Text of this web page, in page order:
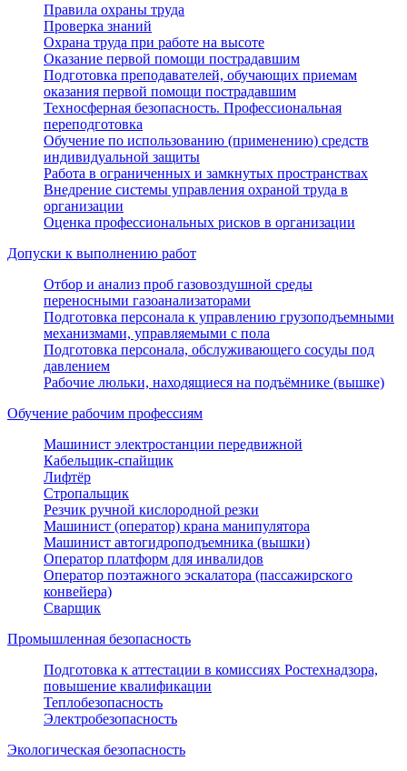
Правила охраны труда
Проверка знаний
Охрана труда при работе на высоте
Оказание первой помощи пострадавшим
Подготовка преподавателей, обучающих приемам
оказания первой помощи пострадавшим
Техносферная безопасность. Профессиональная
переподготовка
Обучение по использованию (применению) средств
индивидуальной защиты
Работа в ограниченных и замкнутых пространствах
Внедрение системы управления охраной труда в
организации
Оценка профессиональных рисков в организации
Допуски к выполнению работ
Отбор и анализ проб газовоздушной среды
переносными газоанализаторами
Подготовка персонала к управлению грузоподъемными
механизмами, управляемыми с пола
Подготовка персонала, обслуживающего сосуды под
давлением
Рабочие люльки, находящиеся на подъёмнике (вышке)
Обучение рабочим профессиям
Машинист электростанции передвижной
Кабельщик-спайщик
Лифтёр
Стропальщик
Резчик ручной кислородной резки
Машинист (оператор) крана манипулятора
Машинист автогидроподъемника (вышки)
Оператор платформ для инвалидов
Оператор поэтажного эскалатора (пассажирского
конвейера)
Сварщик
Промышленная безопасность
Подготовка к аттестации в комиссиях Ростехнадзора,
повышение квалификации
Теплобезопасность
Электробезопасность
Экологическая безопасность